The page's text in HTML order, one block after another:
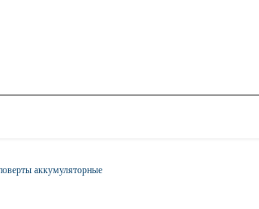
аккумуляторные